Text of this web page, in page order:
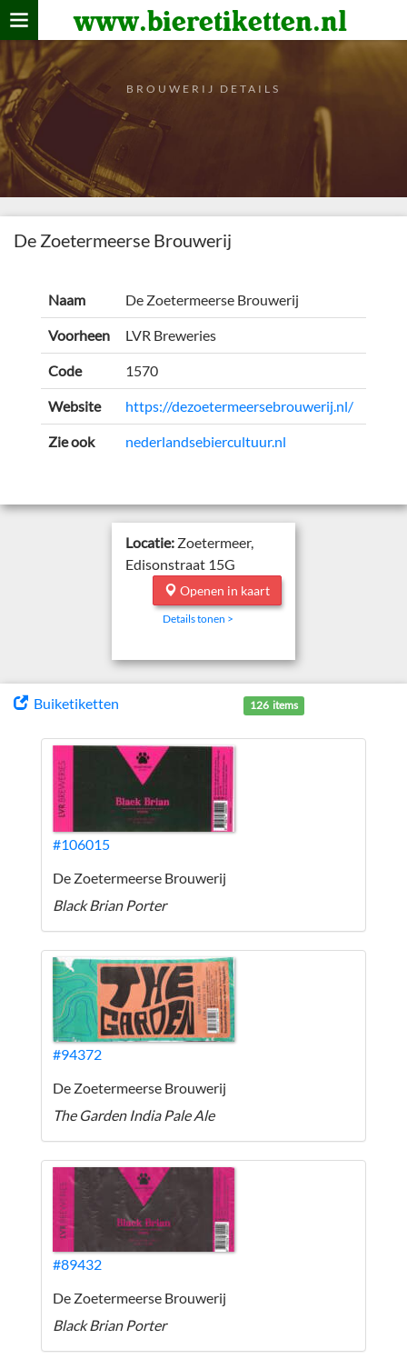
www.bieretiketten.nl
Home
verzamelen
De bierkaart
Bezoekers
BROUWERIJ DETAILS
De Zoetermeerse Brouwerij
Naam De Zoetermeerse Brouwerij
Voorheen LVR Breweries
Code 1570
Website https://dezoetermeersebrouwerij.nl/
Zie ook nederlandsebiercultuur.nl
Locatie: Zoetermeer,
Edisonstraat 15G
Openen in kaart
Details tonen >
Buiketiketten 126 items
#106015
De Zoetermeerse Brouwerij
Black Brian Porter
#94372
De Zoetermeerse Brouwerij
The Garden India Pale Ale
#89432
De Zoetermeerse Brouwerij
Black Brian Porter